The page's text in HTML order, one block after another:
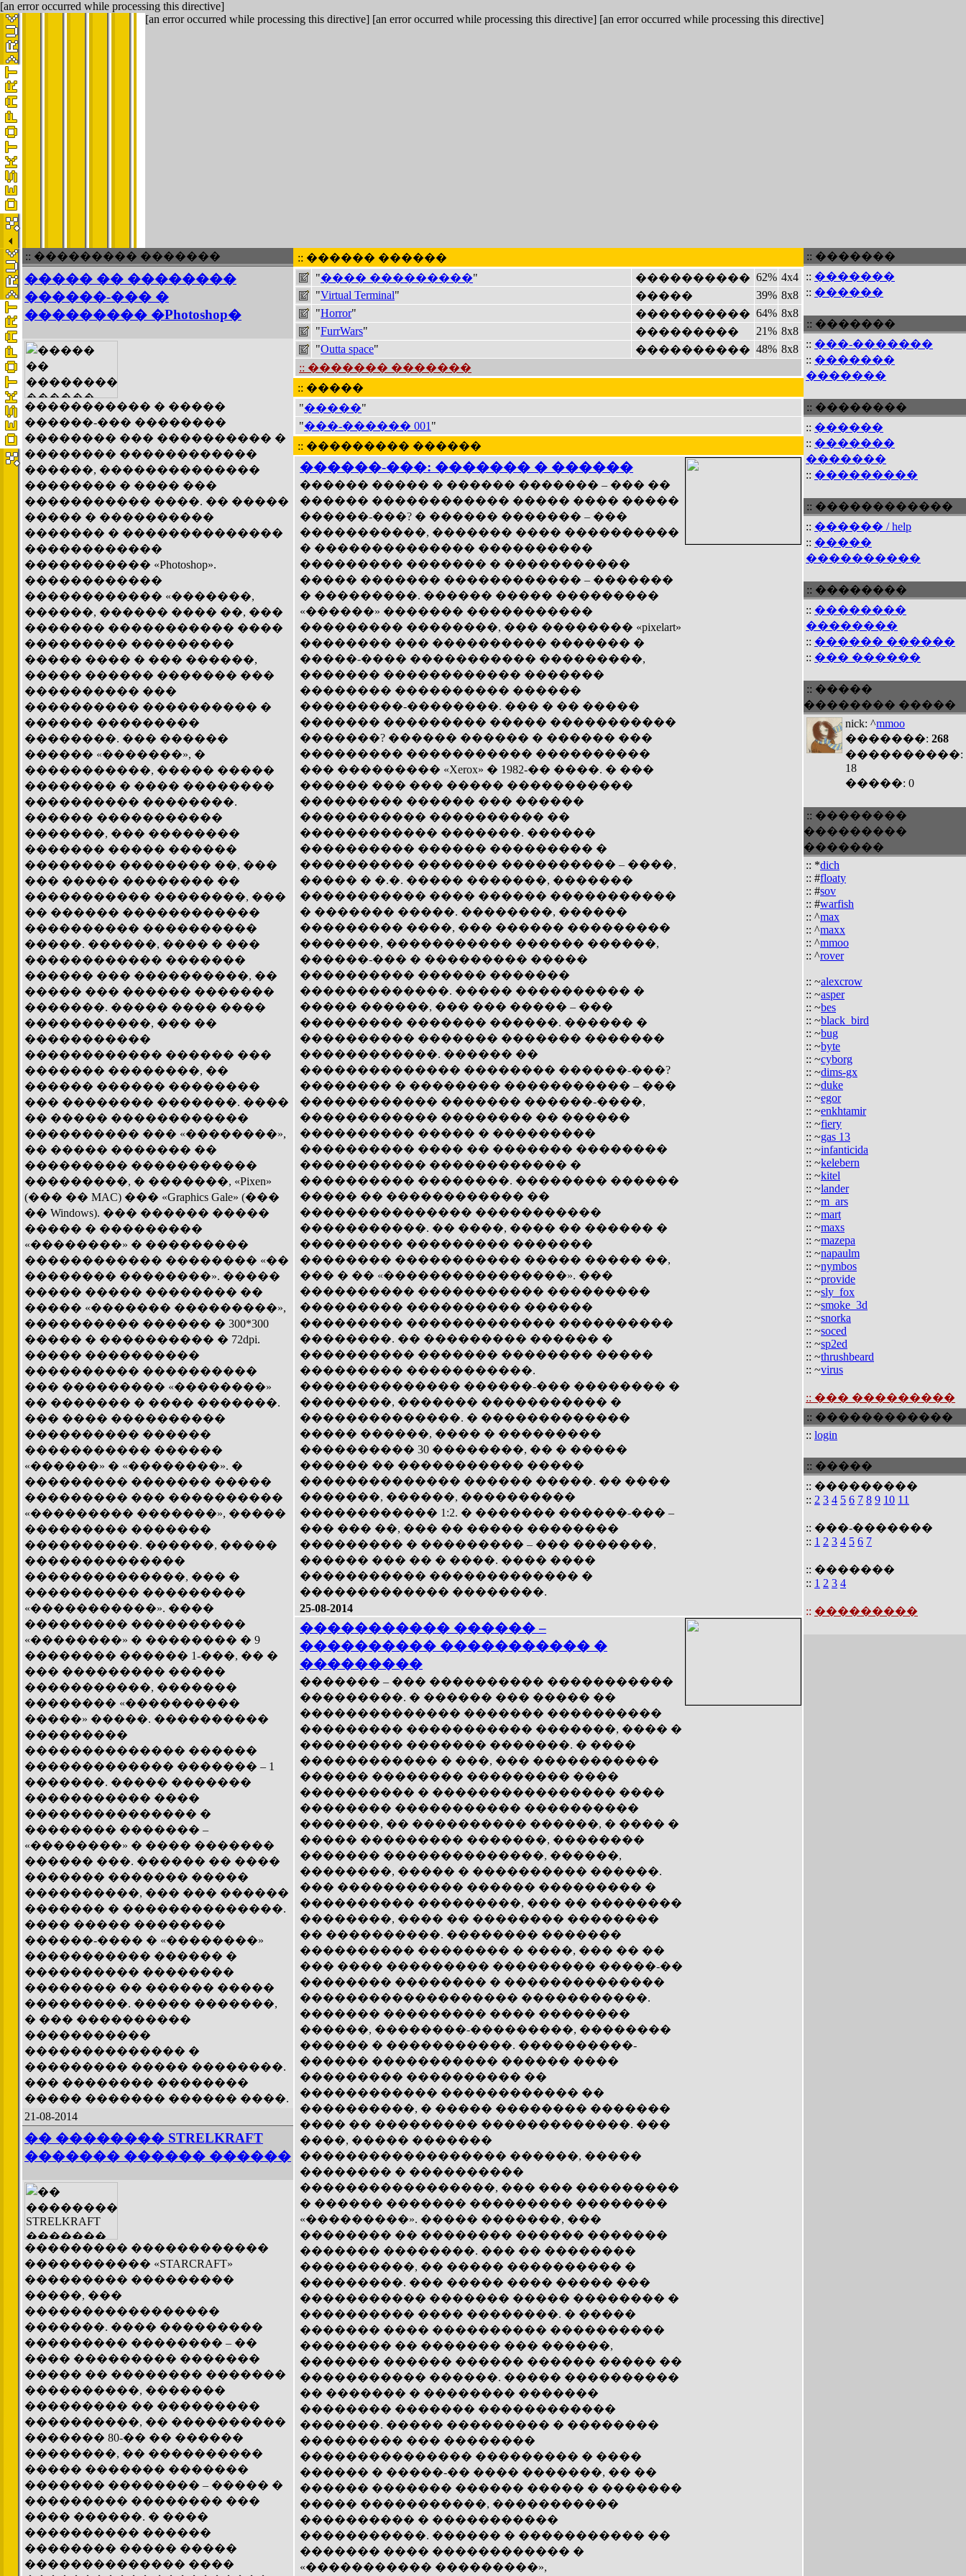
[an error occurred while processing this directive]
[an error occurred while processing this directive] [an error occurred while processing this directive] [an error occurred while processing this directive]
:: ��������� �������
����� �� ��������
������-��� �
��������� �Photoshop�
����������� � �����
������-��� ��������
�������� ��� ���������� �
�������� ������������
������, ��������������
�������� � ���� ���
����������� ����. �� �����
����� � ����������
������� � ��������������
������������
����������� «Photoshop».
������������
������������ «�������,
������, ������ ���� ��, ���
������� ����������� ����
��������� ���������
����� ���� � ��� ������,
����� ������ ������� ���
���������� ���
���������� ���������� �
������ ���������
��������. ��� ������
������ «�������», �
�����������, ����� �����
�������� � ���� ��������
���������� ��������.
������ �����������
�������, ��� ��������
������� ����� ������
�������� �������� ��, ���
��� ����� �������� ��
����������� ��������, ���
�� ������ ������������
���������� ����������
�����. ������, ���� � ���
������������ �������
������ ��� ����������, ��
����� ��� ������ �������
�������. ����� ���� ����
�����������, ��� ��
�����������
������������ ������ ���
������� ��������, ��
������ ������ ��������
��� �������� �������. ����
�� ����� ������������
���������� ��� «��������»,
�� ����� ������� ��
��������� �����������
���������, � �������, «Pixen»
(��� �� MAC) ��� «Graphics Gale» (���
�� Windows). ��� ������ �����
����� � ���������
«��������» � ���������
������������ �������� «��
�������� ��������». �����
����� ����� �������� ��
����� «������� ���������»,
���������� ������ � 300*300
����� � ���������� � 72dpi.
����� ����������
���������� ����������
��� ��������� «��������»
�� ������� � ���� �������.
��� ���� ����������
���������� ������
����������� ������
«������» � «��������». �
��������� ������� �����
��������� ��� ����������
«��������� �������», �����
��������� �������
����������. ������, �����
��������������
��������������, ��� �
���������� ���������
«�����������». ����
��������� ����������
«��������» � �������� � 9
�������� ������ 1-���, �� �
��� ��������� �����
�����������, �������
�������� «����������
�����» �����. ����������
���������
�������������� ������
������������� ������� – 1
�������. ����� �������
����������� ����
��������������� �
�������� ������� –
«��������» � ���� �������
������ ���. ������ �� ����
������� ������� �����
����������, ��� ��� ������
������� � ��������������.
���� ����� ��������
������-���� � «��������»
����������� ������ �
���������� ��������
�������� �� ������ �����
���������. ����� �������,
� ��� ����������
�����������
�������������� �
��������� ����� ��������.
��� �������� ��������
����� ������� ������ ����.
21-08-2014
�� �������� STRELKRAFT
������� ������ ������
��������� ������������
����������� «STARCRAFT»
��������� ���������
�����, ���
�����������������
�������. ���� ���������
��������� �������� – ��
���� ��������� �������
����� �� �������� �������
����������, �������
��������� �� ���������
����������, �� ����������
������� 80-�� �� ������
��������, �� ����������
����� ������� �������
������� �������� – ����� �
��������� �������� ���
���� ������. � ����
���������� ������
�������� ����� �����
�������������� ����
:: ������ ������
"���� ���������" ���������� 62% 4x4
"Virtual Terminal" ����� 39% 8x8
"Horror" ���������� 64% 8x8
"FurrWars" ��������� 21% 8x8
"Outta space" ���������� 48% 8x8
:: ������� �������
:: �����
"�����"
"���-������ 001 "
:: ��������� ������
������-���: ������� � ������
������ ����� � ������ ������� – ��� ��
������ ������������ ����� ���� �����
������-���? � ������ ������� – ���
�����������, ������� ���� ����������
� �������������� ����������
��������� ������� � �����������
����� ������� ������������ – �������
� ���������. ������ ����� ���������
«������» ������� �����������
��������� ��������, ��� �������� «pixelart»
�������� ��� ���������� ������� �
�����-���� ����������� ���������,
������� ������������ �������
�������� ���������� ������
���������-��������. ��� � �� �����
������� ��������� ����� �����������
�������? ������ ������ � ������ ���
��������� ����������� ����������
��� ��������� «Xerox» � 1982-�� ����. � ���
������ ��� ��� ����� �����������
��������� ������ ��� ������
����������� ���������� ��
������������ �������. ������
���������� ������ ��������� �
���������� ������� ���������� – ����,
����� � �.�. ����� �������, �������
����������� ���� ������ �����������
� ������� �����. ��������, ������
��������� ����, ��� ������ ���������
�������, ����������� ������ ������,
������-��� � ��������� �����
���������� ������ �������
�������������. ����� ���������� �
����� ������, ��� ��� ����� – ���
��������� ������� ������. ������ �
���������� ������� ������� �������
������������. ������ ��
�������������� �������� ������-���?
�������� � �������� ����������� – ���
������������ ������� ������-����,
������������ �������� �� ������
���������� ����� � ���������
���������� ���� �� ������� ��������
����������� ������������ �
���������� ��������. �������� ������
����� �� ������������ ��
��������������� �����������
�����������. �� ����, ���� �� ������ �
��������� ��������� �������
�������� ����������� ����� ����� ��,
��� � �� «����������������». ���
���������� ����������� ���������
��������� ���������� ������
��������� ������������� ����������
��������. �� ��������� ������ �
���������� ������� �������� �����
��������� �����������.
�������������� ������-��� �������� �
��������, ������� ����������� �
��������������. � �������������
����� ������, ���� � ���������
���������� 30 ��������, �� � �����
������ �� ����������� �����
�������������� ������ �����. �� ����
�������, ������, ����������
������������ 1:2. � ������� ������-��� –
��� ��� ��, ��� �� ����� ��������
��������� � ��������� – ��� �������,
������ ��� �� � ����. ���� ����
����������� ������������� �
������������� ��������.
25-08-2014
����������� ������ –
���������� ����������� �
���������
������� – ��� ���������� �����������
���������. � ������ ��� ����� ��
�������������� ������� ����������
��������� ����������� �������, ���� �
��������� ������� �������. � ����
������������ � ���, ��� �����������
������ �������� ��������� ����
���������� � ���������������� ����
�������� ����������� ����������
�������, �� ���������� ������, � ���� �
����� ��������� �������, ��������
������� ��������������, ������,
��������, ����� � ���������� ������.
��� ����������� ������ ��������� �
���������� ���������, ��� �� ��������
��������, ���� �� �������� ��������
�� ����������. �������� �������
���������� �������� � ����, ��� �� ��
��� ���� ��������� ��������� �����-��
�������� �������� � ��������������
������������������� �����������.
������� ��������� ���� ��������
������, ��������-���������, ��������
������ � �����������. ����������-
������ ����������� ������ ����
��������� ���������� ��
������������ ������������ ��
����������, � ����� �������� �������
���� �� ��������� �������������. ���
����, ����� �������
������������������ ������, �����
�������� � ����������
�����������������, ��� ��� ���������
� ������ ������� ��������� ��������
«���������». ����� �������, ���
�������� �� �������� ������ �������
������� ��������. ��� �� ��������
����������, �� ����� ���������� �
���������. ��� ����� ���� ����� ���
����������� ������� ����� �������� �
���������� ���� ��������. � �����
������� ���� ���������� ����������
�������� �� ������� ��� ������,
������� ������ ������ ������ ����� ��
����������� ������. ����� ����������
�� ������� � �������� �������
�������� ������� ������������
�������. ����� ��������� � ��������
��������� ��� ��������
��������������� ��������� � ����
������ � �����-�� ���� �������, �� ��
������ ������� ������ ����� � �������
����� �����������, �����������
���������� � �����������
�����������. ������ � ����������� ��
������� ���� ������������ �
«����������� ���������»,
:: �������
:: �������
:: ������
:: �������
:: ���-�������
:: �������
�������
:: ��������
:: ������
:: �������
�������
:: ���������
:: ������������
:: ������ / help
:: �����
����������
:: ��������
:: ��������
��������
:: ������ ������
:: ��� ������
:: �����
�������� �����
nick: ^mmoo
�������: 268
����������:
18
�����: 0
:: ��������
���������
�������
:: *dich
:: #floaty
:: #sov
:: #warfish
:: ^max
:: ^maxx
:: ^mmoo
:: ^rover
:: ~alexcrow
:: ~asper
:: ~bes
:: ~black_bird
:: ~bug
:: ~byte
:: ~cyborg
:: ~dims-gx
:: ~duke
:: ~egor
:: ~enkhtamir
:: ~fiery
:: ~gas 13
:: ~infanticida
:: ~kelebern
:: ~kitel
:: ~lander
:: ~m_ars
:: ~mart
:: ~maxs
:: ~mazepa
:: ~napaulm
:: ~nymbos
:: ~provide
:: ~sly_fox
:: ~smoke_3d
:: ~snorka
:: ~soced
:: ~sp2ed
:: ~thrushbeard
:: ~virus
:: ��� ���������
:: ������������
:: login
:: �����
:: ���������
:: 2 3 4 5 6 7 8 9 10 11
:: ���-�������
:: 1 2 3 4 5 6 7
:: �������
:: 1 2 3 4
:: ���������